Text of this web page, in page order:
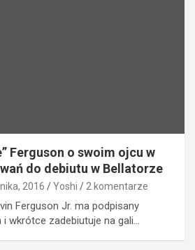
Ferguson o swoim ojcu w
do debiutu w Bellatorze
2016 Yoshi 2 komentarze
Ferguson Jr. ma podpisany
wkrótce zadebiutuje na gali…